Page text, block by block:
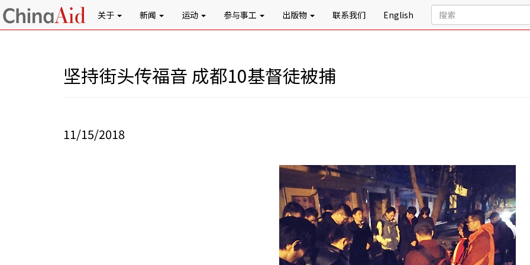
关于 新闻 运动 参与事工 出版物 联系我们 English
坚持街头传福音 成都10基督徒被捕
11/15/2018